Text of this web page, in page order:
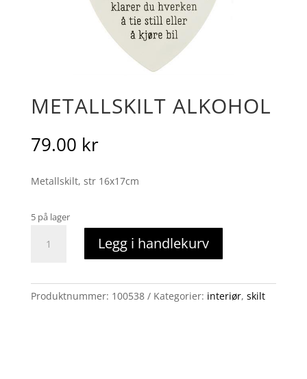
METALLSKILT ALKOHOL
79.00 kr
Metallskilt, str 16x17cm
5 på lager
alkohol
Legg i handlekurv
Produktnummer: 100538 Kategorier: interiør, skilt